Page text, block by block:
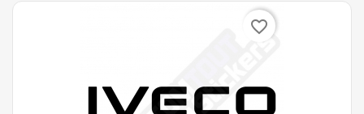
favorite_border